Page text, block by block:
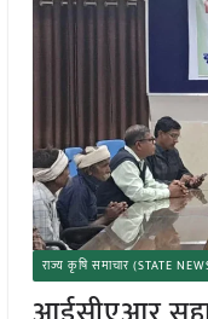
राज्य कृषि समाचार (STATE